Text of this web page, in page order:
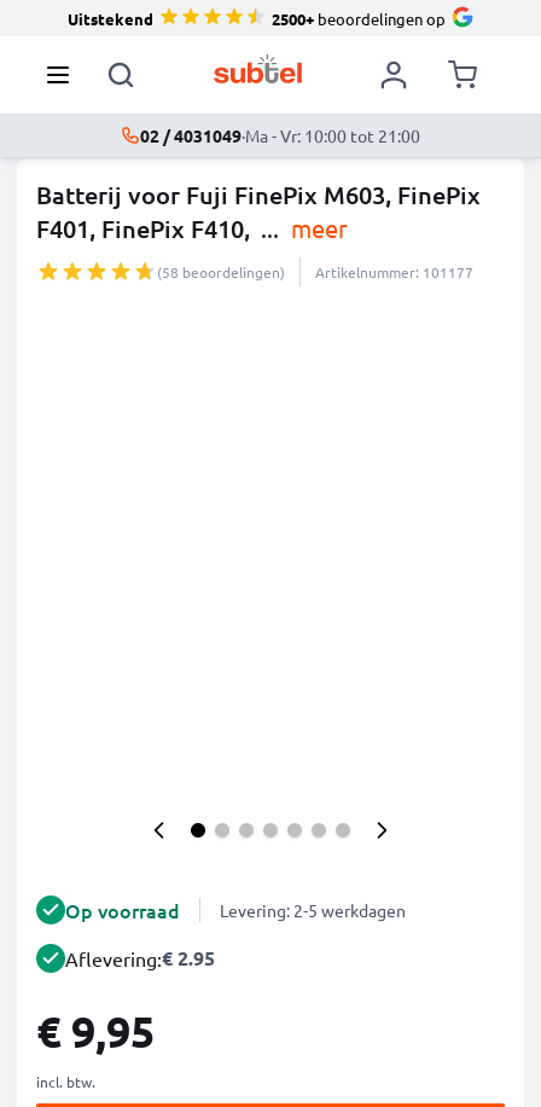
Uitstekend 2500+beoordelingen op
02 / 4031049·Ma - Vr: 10:00 tot 21:00
Batterij voor Fuji FinePix M603, FinePix
F401, FinePix F410, ... meer
(58 beoordelingen) Artikelnummer: 101177
Op voorraad Levering: 2-5 werkdagen
Aflevering:€ 2.95
€ 9,95
incl. btw.